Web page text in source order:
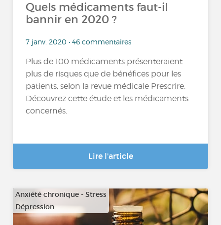
Quels médicaments faut-il
bannir en 2020 ?
7 janv. 2020 • 46 commentaires
Plus de 100 médicaments présenteraient
plus de risques que de bénéfices pour les
patients, selon la revue médicale Prescrire.
Découvrez cette étude et les médicaments
concernés.
Lire l'article
Anxiété chronique - Stress
Dépression